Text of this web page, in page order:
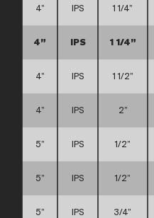
4” IPS 1 1/4”
4” IPS 1 1/4”
4” IPS 1 1/2”
4” IPS 2”
5” IPS 1/2”
5” IPS 1/2”
5” IPS 3/4”